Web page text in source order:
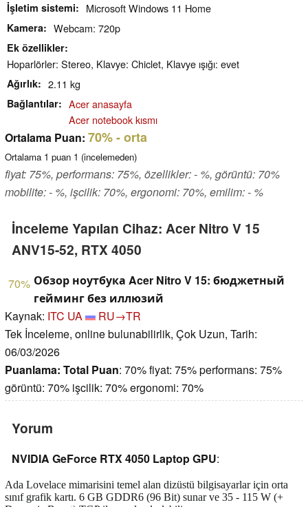
İşletim sistemi Microsoft Windows 11 Home
Kamera Webcam: 720p
Ek özellikler
Hoparlörler: Stereo, Klavye: Chiclet, Klavye ışığı: evet
Ağırlık 2.11 kg
Bağlantılar
Acer anasayfa
Acer notebook kısmı
Ortalama Puan: 70%- orta
Ortalama 1 puan 1 (incelemeden)
fiyat: 75%, performans: 75%, özellikler: - %, görüntü: 70%
mobilite: - %, işcilik: 70%, ergonomi: 70%, emilim: - %
İnceleme Yapılan Cihaz: Acer Nitro V 15
ANV15-52, RTX 4050
70% Обзор ноутбука Acer Nitro V 15: бюджетный
гейминг без иллюзий
Kaynak: ITC UA
RU→TR
Tek İnceleme, online bulunabilirlik, Çok Uzun, Tarih:
06/03/2026
Puanlama: Total Puan: 70% fiyat: 75% performans: 75%
görüntü: 70% işcilik: 70% ergonomi: 70%
Yorum
NVIDIA GeForce RTX 4050 Laptop GPU:
Ada Lovelace mimarisini temel alan dizüstü bilgisayarlar için orta
sınıf grafik kartı. 6 GB GDDR6 (96 Bit) sunar ve 35 - 115 W (+